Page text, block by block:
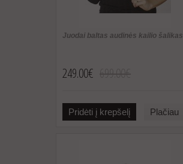
Juodai baltas audinės kailio šalikas
249.00€
Pridėti į krepšelį Plačiau